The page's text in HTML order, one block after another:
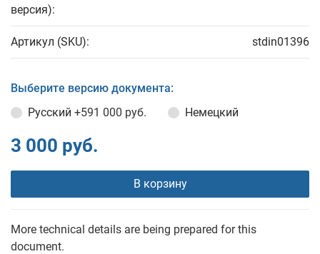
версия):
Артикул (SKU): stdin01396
Выберите версию документа:
Русский +591 000 руб. Немецкий
3 000 руб.
В корзину
More technical details are being prepared for this
document.